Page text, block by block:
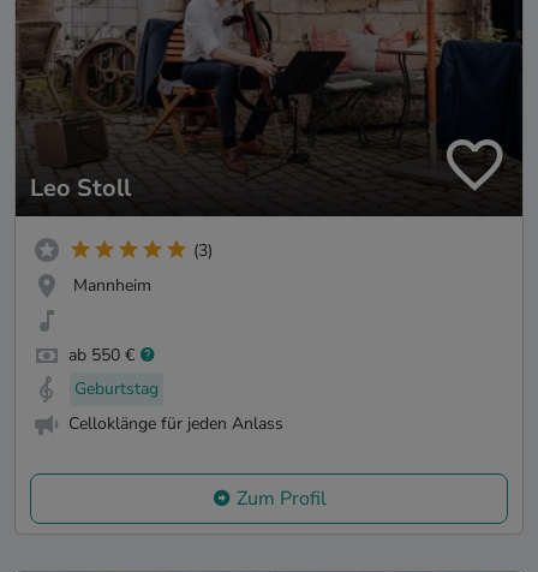
Leo Stoll
(3)
Mannheim
ab 550 €
Geburtstag
Celloklänge für jeden Anlass
Zum Profil